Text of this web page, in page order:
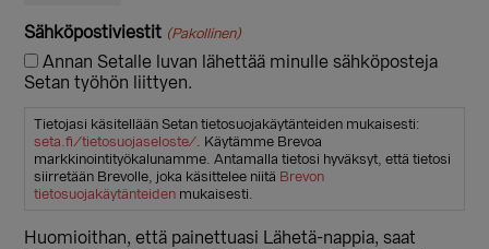
Sähköpostiviestit (Pakollinen)
Annan Setalle luvan lähettää minulle sähköposteja
Setan työhön liittyen.
Tietojasi käsitellään Setan tietosuojakäytänteiden mukaisesti:
seta.fi/tietosuojaseloste/ . Käytämme Brevoa
markkinointityökalunamme. Antamalla tietosi hyväksyt, että tietosi
siirretään Brevolle, joka käsittelee niitä Brevon
tietosuojakäytänteiden mukaisesti.
Huomioithan, että painettuasi Lähetä-nappia, saat